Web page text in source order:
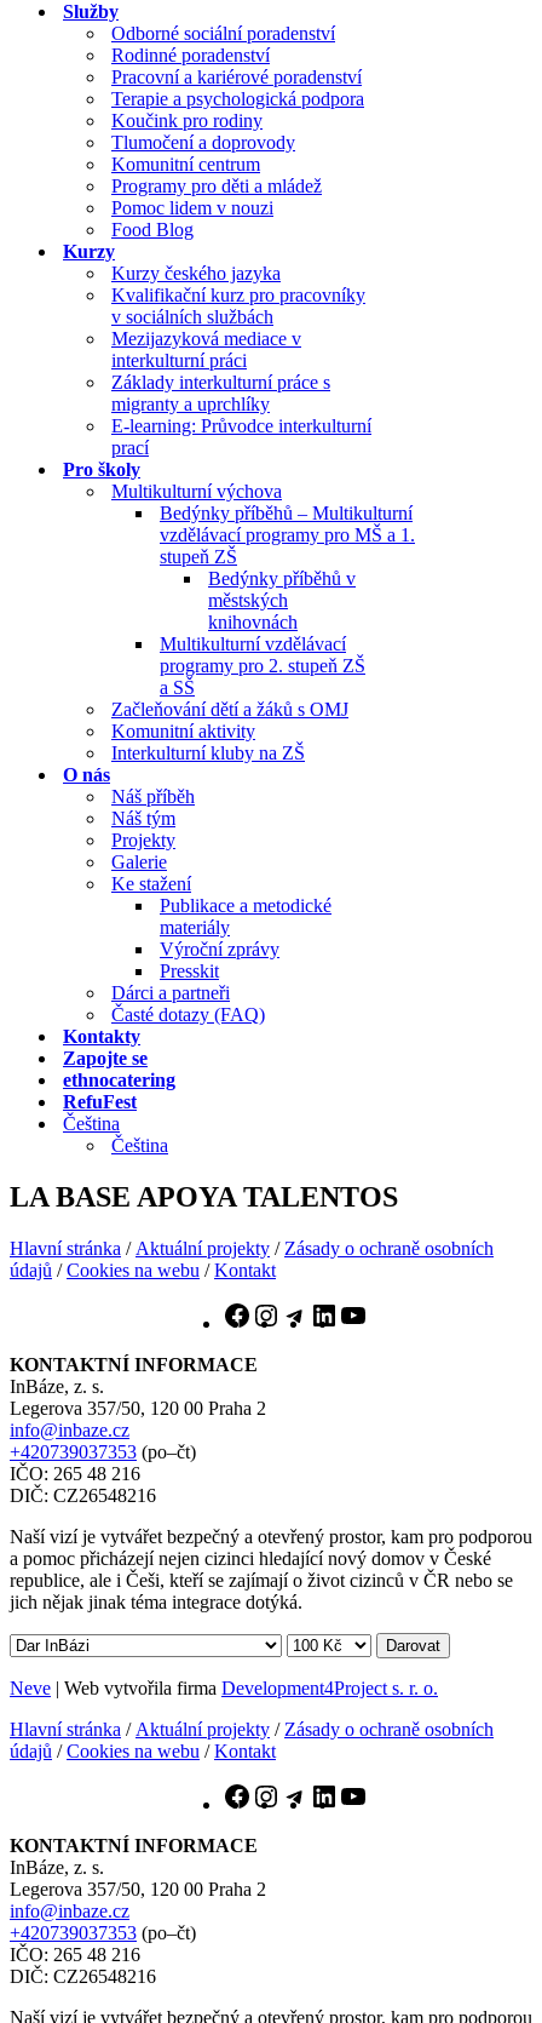
Služby
Odborné sociální poradenství
Rodinné poradenství
Pracovní a kariérové poradenství
Terapie a psychologická podpora
Koučink pro rodiny
Tlumočení a doprovody
Komunitní centrum
Programy pro děti a mládež
Pomoc lidem v nouzi
Food Blog
Kurzy
Kurzy českého jazyka
Kvalifikační kurz pro pracovníky
v sociálních službách
Mezijazyková mediace v
interkulturní práci
Základy interkulturní práce s
migranty a uprchlíky
E-learning: Průvodce interkulturní
prací
Pro školy
Multikulturní výchova
Bedýnky příběhů – Multikulturní
vzdělávací programy pro MŠ a 1.
stupeň ZŠ
Bedýnky příběhů v
městských
knihovnách
Multikulturní vzdělávací
programy pro 2. stupeň ZŠ
a SŠ
Začleňování dětí a žáků s OMJ
Komunitní aktivity
Interkulturní kluby na ZŠ
O nás
Náš příběh
Náš tým
Projekty
Galerie
Ke stažení
Publikace a metodické
materiály
Výroční zprávy
Presskit
Dárci a partneři
Časté dotazy (FAQ)
Kontakty
Zapojte se
ethnocatering
RefuFest
Čeština
Čeština
LA BASE APOYA TALENTOS
Hlavní stránka / Aktuální projekty / Zásady o ochraně osobních
údajů /Cookies na webu /Kontakt
Facebook
Instagram
TelegramLinkedIn
KONTAKTNÍ INFORMACE
InBáze, z. s.
Legerova 357/50, 120 00 Praha 2
info@inbaze.cz
+420739037353 (po–čt)
IČO: 265 48 216
DIČ: CZ26548216
Naší vizí je vytvářet bezpečný a otevřený prostor, kam pro podporou
a pomoc přicházejí nejen cizinci hledající nový domov v České
republice, ale i Češi, kteří se zajímají o život cizinců v ČR nebo se
jich nějak jinak téma integrace dotýká.
Darovat
Neve | Web vytvořila firma Development4Project s. r. o.
Hlavní stránka / Aktuální projekty / Zásady o ochraně osobních
údajů /Cookies na webu /Kontakt
Facebook
Instagram
TelegramLinkedIn
KONTAKTNÍ INFORMACE
InBáze, z. s.
Legerova 357/50, 120 00 Praha 2
info@inbaze.cz
+420739037353 (po–čt)
IČO: 265 48 216
DIČ: CZ26548216
Naší vizí je vytvářet bezpečný a otevřený prostor, kam pro podporou